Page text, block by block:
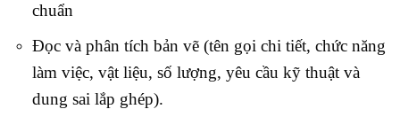
chuẩn
Đọc và phân tích bản vẽ (tên gọi chi tiết, chức năng
làm việc, vật liệu, số lượng, yêu cầu kỹ thuật và
dung sai lắp ghép).